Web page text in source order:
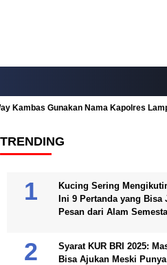
Kambas Gunakan Nama Kapolres
TRENDING
Kucing Sering
Ini 9 Pertanda yang Bisa
Pesan dari Alam Semesta
Syarat KUR BRI 2025:
Bisa Ajukan Meski Punya